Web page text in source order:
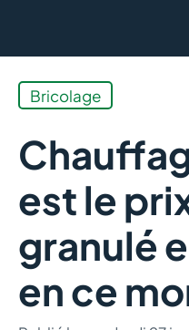
Bricolage
est le
granulé
en ce